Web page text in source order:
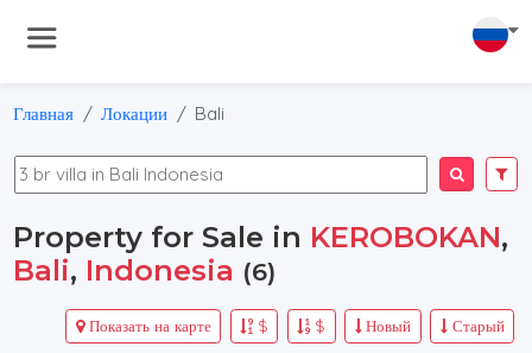
Главная Локации Bali
Property for Sale in KEROBOKAN,
Bali, Indonesia (6)
Старый
Новый
$
$
Показать на карте